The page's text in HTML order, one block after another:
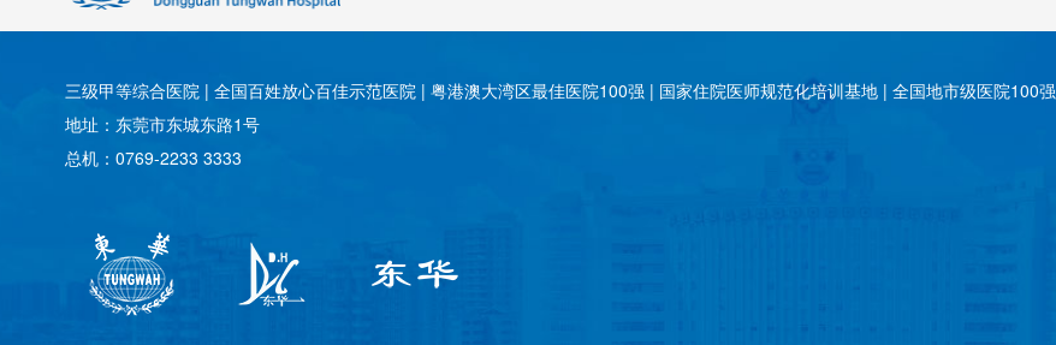
三级甲等综合医院 | 全国百姓放心百佳示范医院 | 粤港澳大湾区最佳医院100强 | 国家住院医师规范化培训基地 | 全国地市级医院100强
地址：东莞市东城东路1号
总机：0769-2233 3333